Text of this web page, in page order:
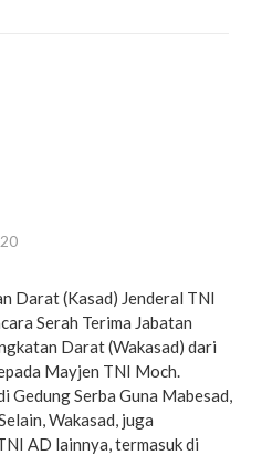
Darat (Kasad) Jenderal TNI
Serah Terima Jabatan
Darat (Wakasad) dari
Mayjen TNI Moch.
Gedung Serba Guna Mabesad,
Wakasad, juga
AD lainnya, termasuk di